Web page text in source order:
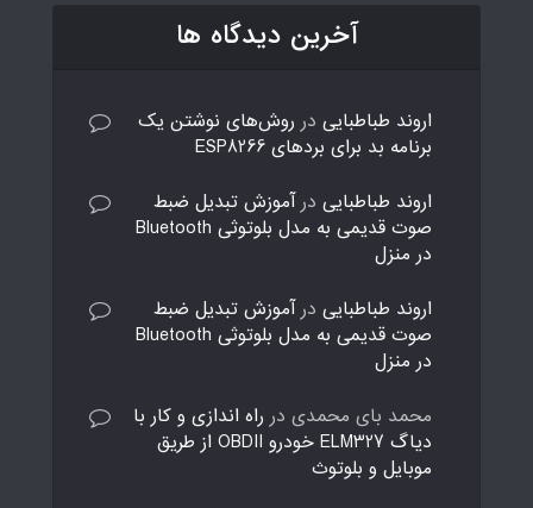
آخرین دیدگاه ها
اروند طباطبایی در روش‌های نوشتن یک
برنامه بد برای بردهای ESP8266
اروند طباطبایی در آموزش تبدیل ضبط
صوت قدیمی به مدل بلوتوثی Bluetooth
در منزل
اروند طباطبایی در آموزش تبدیل ضبط
صوت قدیمی به مدل بلوتوثی Bluetooth
در منزل
محمد بای محمدی در راه اندازی و کار با
دیاگ ELM327 خودرو OBDII از طریق
موبایل و بلوتوث